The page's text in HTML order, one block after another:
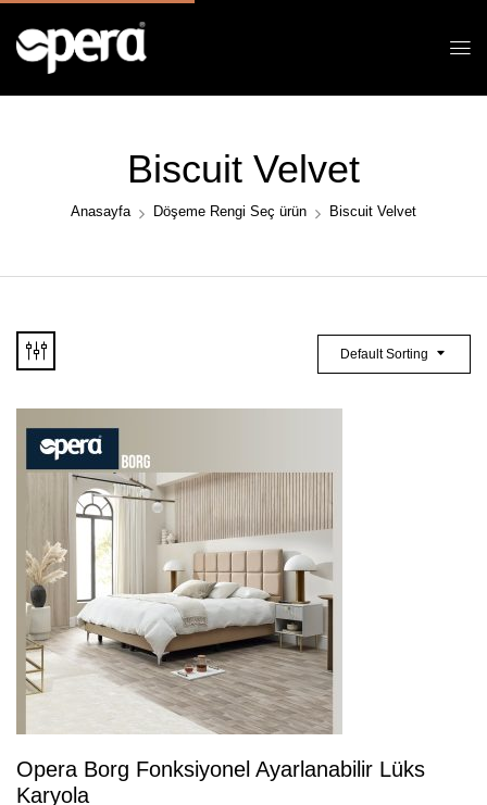
Biscuit Velvet
Anasayfa Döşeme Rengi Seç ürün Biscuit Velvet
Default Sorting
Opera Borg Fonksiyonel Ayarlanabilir Lüks
Karyola